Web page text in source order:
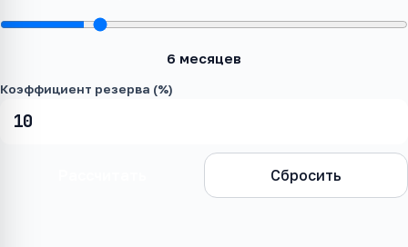
6 месяцев
Коэффициент резерва (%)
Сбросить